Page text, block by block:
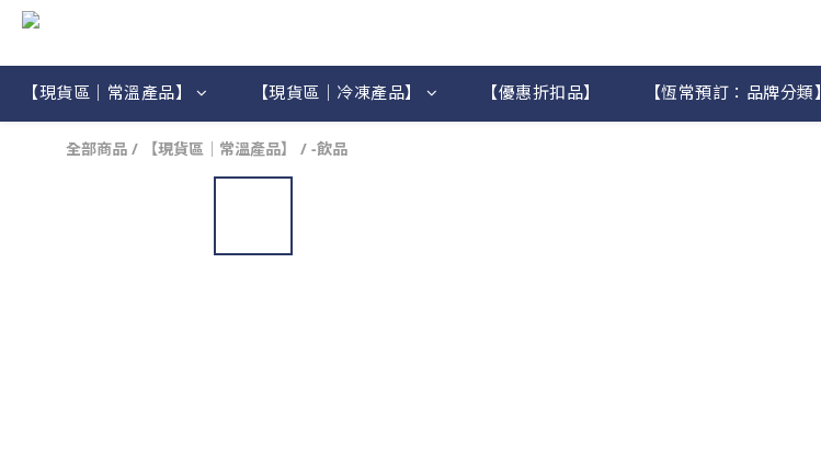
【現貨區｜常溫產品】 【現貨區｜冷凍產品】 【優惠折扣品】 【恆常預訂：品牌分類】
全部商品 / 【現貨區｜常溫產品】 / -飲品